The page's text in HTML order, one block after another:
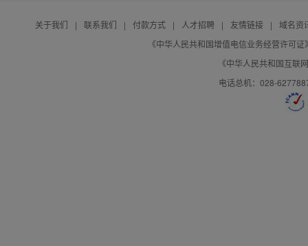
关于我们 | 联系我们 | 付款方式 | 人才招聘 | 友情链接 |
域名资
《中华人民共和国增值电信业务经营许可
《中华人民共和国互联
电话总机：028-